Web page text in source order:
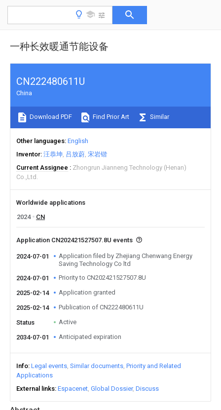
一种长效暖通节能设备
CN222480611U
China
Download PDF Find Prior Art Similar
Other languages English
Inventor 汪恭坤 吕放蔚 宋岩锴
Current Assignee
Zhongrun Jianneng Technology (Henan)
Co.,Ltd.
Worldwide applications
2024
CN
Application CN202421527507.8U events
2024-07-01
Application filed by Zhejiang Chenwang Energy
Saving Technology Co ltd
2024-07-01
Priority to CN202421527507.8U
2025-02-14 Application granted
2025-02-14 Publication of CN222480611U
Status Active
2034-07-01 Anticipated expiration
Info Legal events Similar documents Priority and Related
Applications
External links Espacenet Global Dossier Discuss